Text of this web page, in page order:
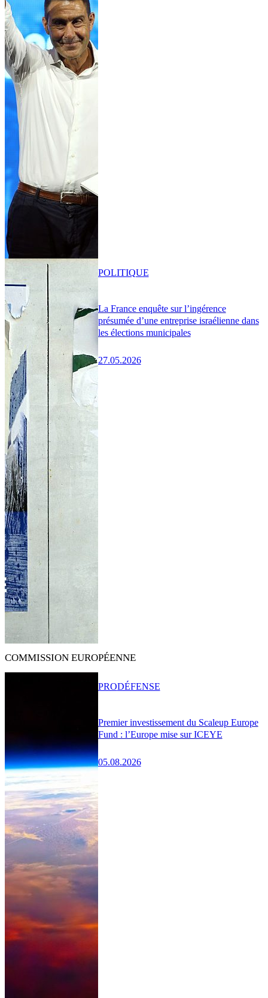
La France enquête sur l’ingérence
présumée d’une entreprise israélienne dans
les élections municipales
27.05.2026
POLITIQUE
COMMISSION EUROPÉENNE
Premier investissement du Scaleup Europe
Fund : l’Europe mise sur ICEYE
05.08.2026
PRODÉFENSE